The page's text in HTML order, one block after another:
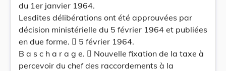
du 1er janvier 1964.
Lesdites délibérations ont été approuvées par
décision ministérielle du 5 février 1964 et publiées
en due forme.  5 février 1964.
B a s c h a r a g e.  Nouvelle fixation de la taxe à
percevoir du chef des raccordements à la